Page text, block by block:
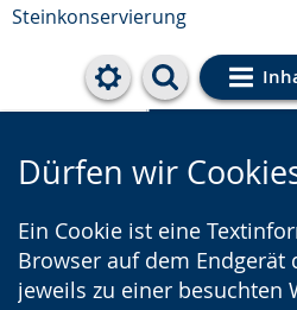
Steinkonservierung
Cookie-
Dürfen wir
Ein Cookie ist eine
Browser auf dem Endgerät
jeweils zu einer besuchten